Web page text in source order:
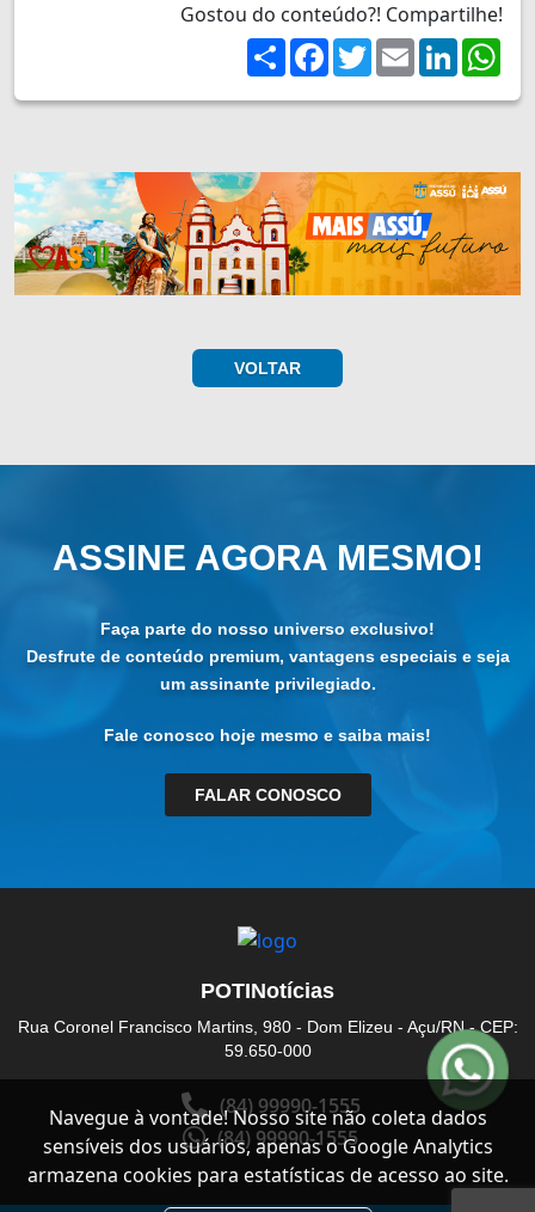
Gostou do conteúdo?! Compartilhe!
ShareFacebook
TwitterEmailLinkedIn
VOLTAR
ASSINE AGORA MESMO!
Faça parte do nosso universo exclusivo!
Desfrute de conteúdo premium, vantagens especiais e seja
um assinante privilegiado.
Fale conosco hoje mesmo e saiba mais!
FALAR CONOSCO
POTINotícias
Rua Coronel Francisco Martins, 980 - Dom Elizeu - Açu/RN - CEP:
59.650-000
(84) 99990-1555
(84) 99990-1555
Navegue à vontade! Nosso site não coleta dados
sensíveis dos usuários, apenas o Google Analytics
armazena cookies para estatísticas de acesso ao site.